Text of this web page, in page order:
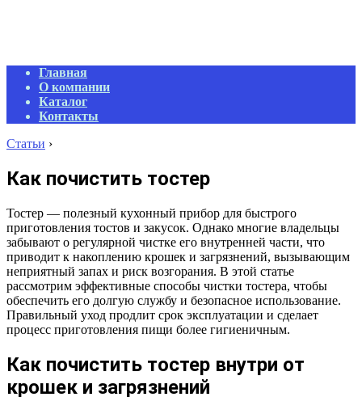
Primary
Navigation
Menu
Главная
О компании
Каталог
Контакты
Статьи ›
Как почистить тостер
Тостер — полезный кухонный прибор для быстрого
приготовления тостов и закусок. Однако многие владельцы
забывают о регулярной чистке его внутренней части, что
приводит к накоплению крошек и загрязнений, вызывающим
неприятный запах и риск возгорания. В этой статье
рассмотрим эффективные способы чистки тостера, чтобы
обеспечить его долгую службу и безопасное использование.
Правильный уход продлит срок эксплуатации и сделает
процесс приготовления пищи более гигиеничным.
Как почистить тостер внутри от
крошек и загрязнений